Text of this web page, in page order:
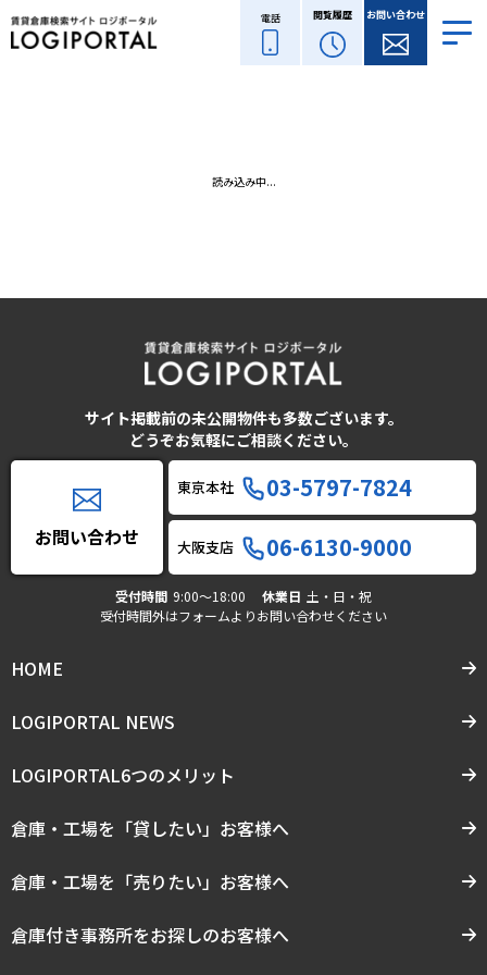
電話 閲覧履歴 お問い合わせ
読み込み中...
サイト掲載前の未公開物件も多数ございます。
どうぞお気軽にご相談ください。
お問い合わせ
東京本社 03-5797-7824
大阪支店 06-6130-9000
受付時間 9:00〜18:00 休業日 土・日・祝
受付時間外はフォームよりお問い合わせください
HOME
LOGIPORTAL NEWS
LOGIPORTAL6つのメリット
倉庫・工場を「貸したい」お客様へ
倉庫・工場を「売りたい」お客様へ
倉庫付き事務所をお探しのお客様へ